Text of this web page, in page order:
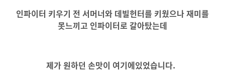
인파이터 키우기 전 서머너와 데빌헌터를 키웠으나 재미를
못느끼고 인파이터로 갈아탔는데
제가 원하던 손맛이 여기에있었습니다.